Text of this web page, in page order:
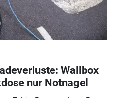
Wallbox
nur Notnagel